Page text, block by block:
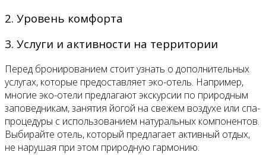
2. Уровень комфорта
3. Услуги и активности на территории
Перед бронированием стоит узнать о дополнительных
услугах, которые предоставляет эко-отель. Например,
многие эко-отели предлагают экскурсии по природным
заповедникам, занятия йогой на свежем воздухе или спа-
процедуры с использованием натуральных компонентов.
Выбирайте отель, который предлагает активный отдых,
не нарушая при этом природную гармонию.